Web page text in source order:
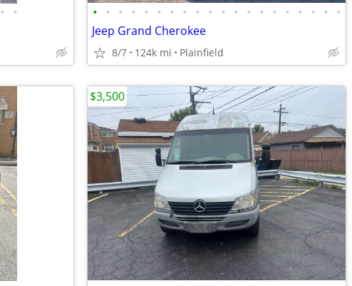
• • • • • • • • • • • • • • • • • • • • • •
Jeep Grand Cherokee
8/7 124k mi Plainfield
$3,500